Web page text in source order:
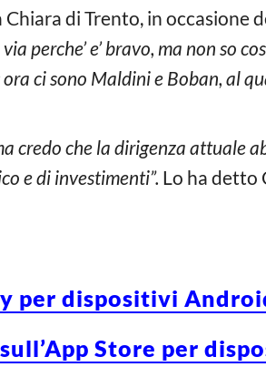
di Trento, in occasione
perche’ e’ bravo, ma non so
ci sono Maldini e Boban, al
credo che la dirigenza attuale
e di investimenti”. Lo ha detto
per dispositivi
Store per